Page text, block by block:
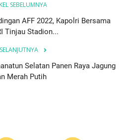
SEBELUMNYA
AFF 2022, Kapolri Bersama
Tinjau Stadion...
Selatan Panen Raya Jagung
Merah Putih